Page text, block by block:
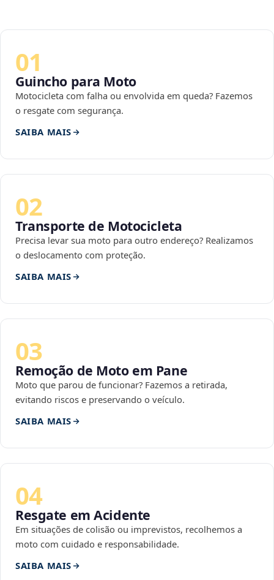
01
Guincho para Moto
Motocicleta com falha ou envolvida em queda? Fazemos
o resgate com segurança.
SAIBA MAIS
02
Transporte de Motocicleta
Precisa levar sua moto para outro endereço? Realizamos
o deslocamento com proteção.
SAIBA MAIS
03
Remoção de Moto em Pane
Moto que parou de funcionar? Fazemos a retirada,
evitando riscos e preservando o veículo.
SAIBA MAIS
04
Resgate em Acidente
Em situações de colisão ou imprevistos, recolhemos a
moto com cuidado e responsabilidade.
SAIBA MAIS